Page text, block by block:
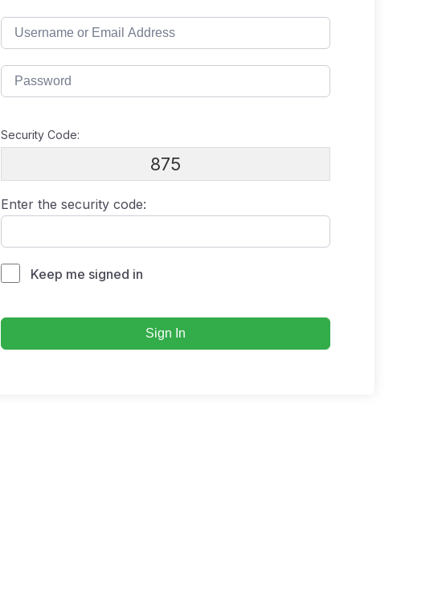
Security Code:
875
Enter the security code:
Keep me signed in
Sign In